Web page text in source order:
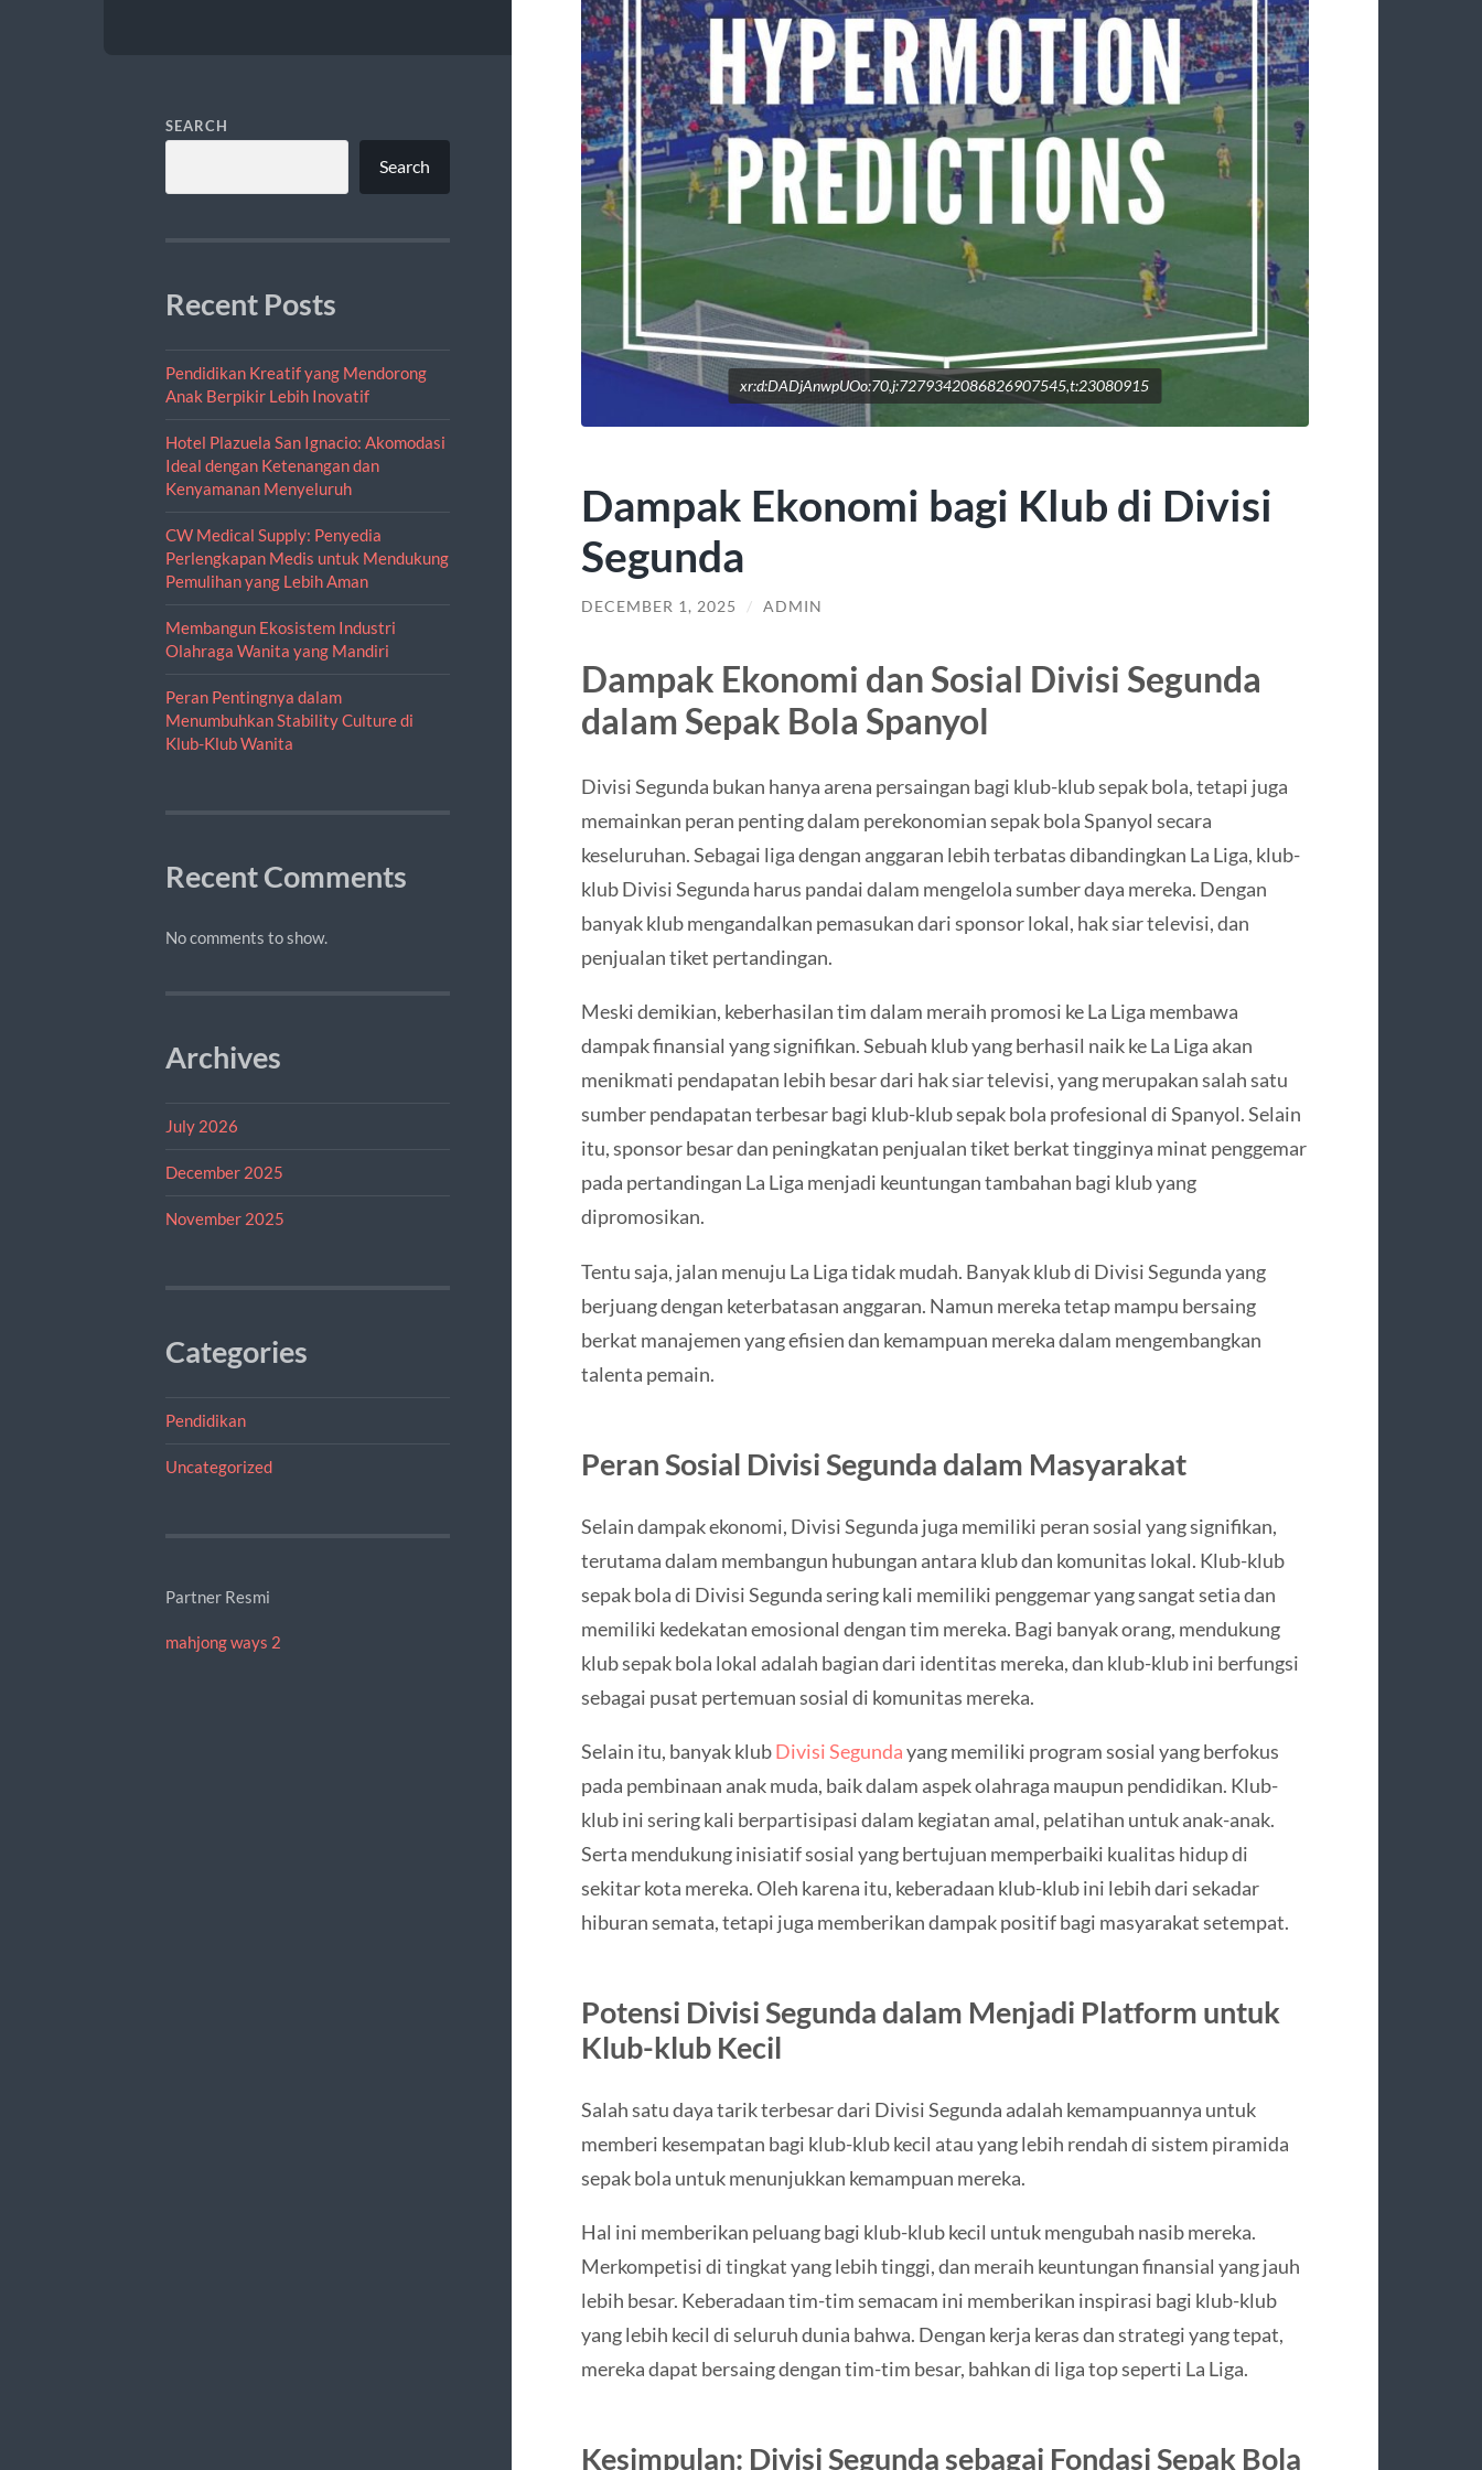
SEARCH
Search
Recent Posts
Pendidikan Kreatif yang Mendorong
Anak Berpikir Lebih Inovatif
Hotel Plazuela San Ignacio: Akomodasi
Ideal dengan Ketenangan dan
Kenyamanan Menyeluruh
CW Medical Supply: Penyedia
Perlengkapan Medis untuk Mendukung
Pemulihan yang Lebih Aman
Membangun Ekosistem Industri
Olahraga Wanita yang Mandiri
Peran Pentingnya dalam
Menumbuhkan Stability Culture di
Klub-Klub Wanita
Recent Comments
No comments to show.
Archives
July 2026
December 2025
November 2025
Categories
Pendidikan
Uncategorized
Partner Resmi
mahjong ways 2
xr:d:DADjAnwpUOo:70,j:7279342086826907545,t:23080915
Dampak Ekonomi bagi Klub di Divisi
Segunda
DECEMBER 1, 2025 / ADMIN
Dampak Ekonomi dan Sosial Divisi Segunda
dalam Sepak Bola Spanyol
Divisi Segunda bukan hanya arena persaingan bagi klub-klub sepak bola, tetapi juga
memainkan peran penting dalam perekonomian sepak bola Spanyol secara
keseluruhan. Sebagai liga dengan anggaran lebih terbatas dibandingkan La Liga, klub-
klub Divisi Segunda harus pandai dalam mengelola sumber daya mereka. Dengan
banyak klub mengandalkan pemasukan dari sponsor lokal, hak siar televisi, dan
penjualan tiket pertandingan.
Meski demikian, keberhasilan tim dalam meraih promosi ke La Liga membawa
dampak finansial yang signifikan. Sebuah klub yang berhasil naik ke La Liga akan
menikmati pendapatan lebih besar dari hak siar televisi, yang merupakan salah satu
sumber pendapatan terbesar bagi klub-klub sepak bola profesional di Spanyol. Selain
itu, sponsor besar dan peningkatan penjualan tiket berkat tingginya minat penggemar
pada pertandingan La Liga menjadi keuntungan tambahan bagi klub yang
dipromosikan.
Tentu saja, jalan menuju La Liga tidak mudah. Banyak klub di Divisi Segunda yang
berjuang dengan keterbatasan anggaran. Namun mereka tetap mampu bersaing
berkat manajemen yang efisien dan kemampuan mereka dalam mengembangkan
talenta pemain.
Peran Sosial Divisi Segunda dalam Masyarakat
Selain dampak ekonomi, Divisi Segunda juga memiliki peran sosial yang signifikan,
terutama dalam membangun hubungan antara klub dan komunitas lokal. Klub-klub
sepak bola di Divisi Segunda sering kali memiliki penggemar yang sangat setia dan
memiliki kedekatan emosional dengan tim mereka. Bagi banyak orang, mendukung
klub sepak bola lokal adalah bagian dari identitas mereka, dan klub-klub ini berfungsi
sebagai pusat pertemuan sosial di komunitas mereka.
Selain itu, banyak klubDivisi Segundayang memiliki program sosial yang berfokus
pada pembinaan anak muda, baik dalam aspek olahraga maupun pendidikan. Klub-
klub ini sering kali berpartisipasi dalam kegiatan amal, pelatihan untuk anak-anak.
Serta mendukung inisiatif sosial yang bertujuan memperbaiki kualitas hidup di
sekitar kota mereka. Oleh karena itu, keberadaan klub-klub ini lebih dari sekadar
hiburan semata, tetapi juga memberikan dampak positif bagi masyarakat setempat.
Potensi Divisi Segunda dalam Menjadi Platform untuk
Klub-klub Kecil
Salah satu daya tarik terbesar dari Divisi Segunda adalah kemampuannya untuk
memberi kesempatan bagi klub-klub kecil atau yang lebih rendah di sistem piramida
sepak bola untuk menunjukkan kemampuan mereka.
Hal ini memberikan peluang bagi klub-klub kecil untuk mengubah nasib mereka.
Merkompetisi di tingkat yang lebih tinggi, dan meraih keuntungan finansial yang jauh
lebih besar. Keberadaan tim-tim semacam ini memberikan inspirasi bagi klub-klub
yang lebih kecil di seluruh dunia bahwa. Dengan kerja keras dan strategi yang tepat,
mereka dapat bersaing dengan tim-tim besar, bahkan di liga top seperti La Liga.
Kesimpulan: Divisi Segunda sebagai Fondasi Sepak Bola